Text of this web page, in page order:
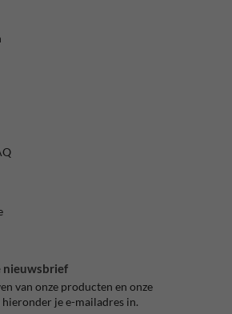
nieuwsbrief
van onze producten en onze
je e-mailadres in.